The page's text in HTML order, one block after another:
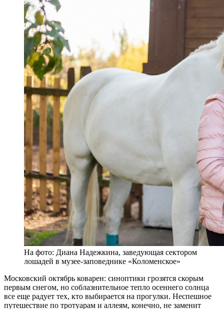
На фото: Диана Надежкина, заведующая сектором
лошадей в музее-заповеднике «Коломенское»
Московский октябрь коварен: синоптики грозятся скорым
первым снегом, но соблазнительное тепло осеннего солнца
все еще радует тех, кто выбирается на прогулки. Неспешное
путешествие по тротуарам и аллеям, конечно, не заменит